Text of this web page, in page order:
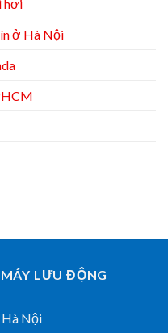
hơi
ở Hà Nội
LƯU ĐỘNG
Hà Nội